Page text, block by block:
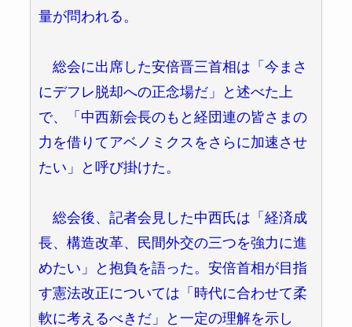
量が問われる。
総会に出席した安倍晋三首相は「今まさ
にデフレ脱却への正念場だ」と述べた上
で、「中西新会長のもと経団連の皆さまの
力を借りてアベノミクスをさらに加速させ
たい」と呼び掛けた。
総会後、記者会見した中西氏は「経済成
長、構造改革、民間外交の三つを強力に進
めたい」と抱負を語った。安倍首相が目指
す憲法改正については「時代に合わせて柔
軟に考えるべきだ」と一定の理解を示し